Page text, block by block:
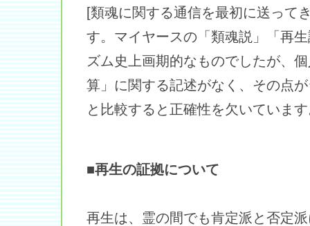
[類魂に関する通信を最初に送って
す。マイヤースの「類魂説」「再
ズム史上画期的なものでしたが、
算」に関する記述がなく、その点
と比較すると正確性を欠いていま
■再生の証拠について
再生は、霊の間でも肯定派と否定